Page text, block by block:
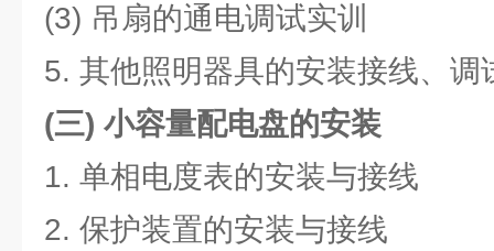
(3) 吊扇的通电调试实训
5. 其他照明器具的安装接线、调
(三) 小容量配电盘的安装
1. 单相电度表的安装与接线
2. 保护装置的安装与接线